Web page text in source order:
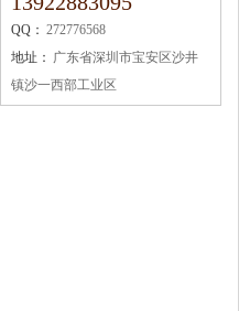
QQ： 272776568
地址： 广东省深圳市宝安区沙井
镇沙一西部工业区